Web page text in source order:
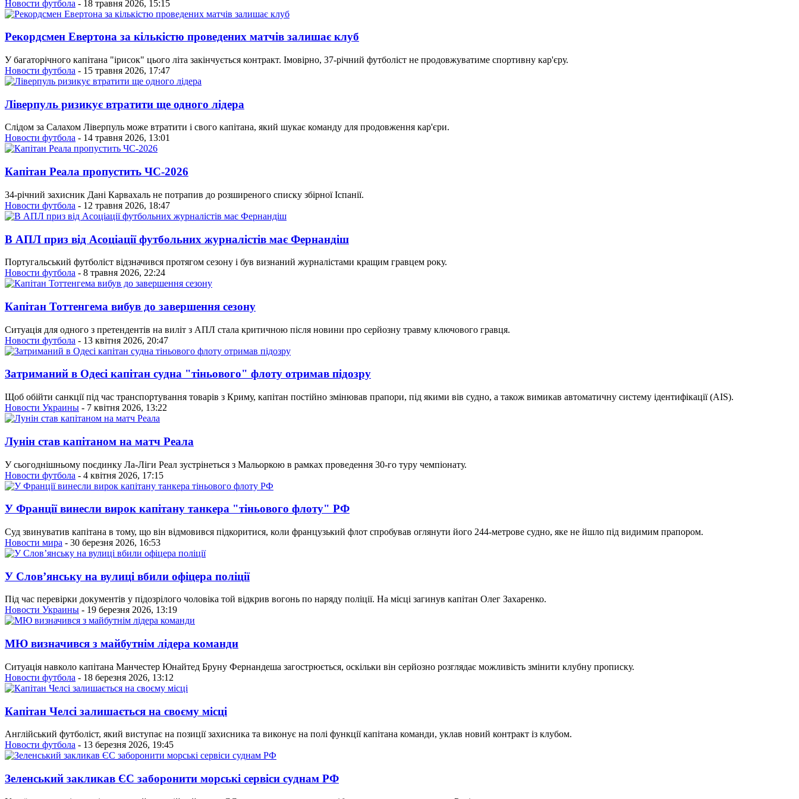
Новости футбола - 18 травня 2026, 15:15
Рекордсмен Евертона за кількістю проведених матчів залишає клуб
У багаторічного капітана "ірисок" цього літа закінчується контракт. Імовірно, 37-річний футболіст не продовжуватиме спортивну кар'єру.
Новости футбола - 15 травня 2026, 17:47
Ліверпуль ризикує втратити ще одного лідера
Слідом за Салахом Ліверпуль може втратити і свого капітана, який шукає команду для продовження кар'єри.
Новости футбола - 14 травня 2026, 13:01
Капітан Реала пропустить ЧС-2026
34-річний захисник Дані Карвахаль не потрапив до розширеного списку збірної Іспанії.
Новости футбола - 12 травня 2026, 18:47
В АПЛ приз від Асоціації футбольних журналістів має Фернандіш
Португальський футболіст відзначився протягом сезону і був визнаний журналістами кращим гравцем року.
Новости футбола - 8 травня 2026, 22:24
Капітан Тоттенгема вибув до завершення сезону
Ситуація для одного з претендентів на виліт з АПЛ стала критичною після новини про серйозну травму ключового гравця.
Новости футбола - 13 квітня 2026, 20:47
Затриманий в Одесі капітан судна "тіньового" флоту отримав підозру
Щоб обійти санкції під час транспортування товарів з Криму, капітан постійно змінював прапори, під якими вів судно, а також вимикав автоматичну систему ідентифікації (AIS).
Новости Украины - 7 квітня 2026, 13:22
Лунін став капітаном на матч Реала
У сьогоднішньому поєдинку Ла-Ліги Реал зустрінеться з Мальоркою в рамках проведення 30-го туру чемпіонату.
Новости футбола - 4 квітня 2026, 17:15
У Франції винесли вирок капітану танкера "тіньового флоту" РФ
Суд звинуватив капітана в тому, що він відмовився підкоритися, коли французький флот спробував оглянути його 244-метрове судно, яке не йшло під видимим прапором.
Новости мира - 30 березня 2026, 16:53
У Словʼянську на вулиці вбили офіцера поліції
Під час перевірки документів у підозрілого чоловіка той відкрив вогонь по наряду поліції. На місці загинув капітан Олег Захаренко.
Новости Украины - 19 березня 2026, 13:19
МЮ визначився з майбутнім лідера команди
Ситуація навколо капітана Манчестер Юнайтед Бруну Фернандеша загострюється, оскільки він серйозно розглядає можливість змінити клубну прописку.
Новости футбола - 18 березня 2026, 13:12
Капітан Челсі залишається на своєму місці
Англійський футболіст, який виступає на позиції захисника та виконує на полі функції капітана команди, уклав новий контракт із клубом.
Новости футбола - 13 березня 2026, 19:45
Зеленський закликав ЄС заборонити морські сервіси суднам РФ